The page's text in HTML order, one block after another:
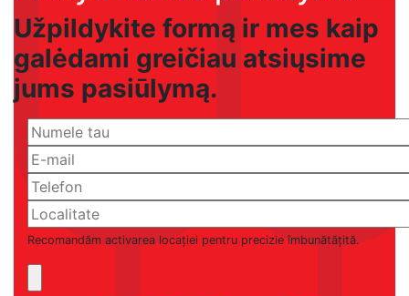
Užpildykite formą ir mes kaip
galėdami greičiau atsiųsime
jums pasiūlymą.
Recomandăm activarea locației pentru precizie îmbunătățită.